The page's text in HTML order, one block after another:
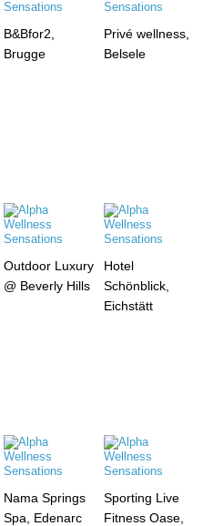
B&Bfor2,
Brugge
Privé wellness,
Belsele
Outdoor Luxury
@ Beverly Hills
Hotel
Schönblick,
Eichstätt
Nama Springs
Spa, Edenarc
Sporting Live
Fitness Oase,